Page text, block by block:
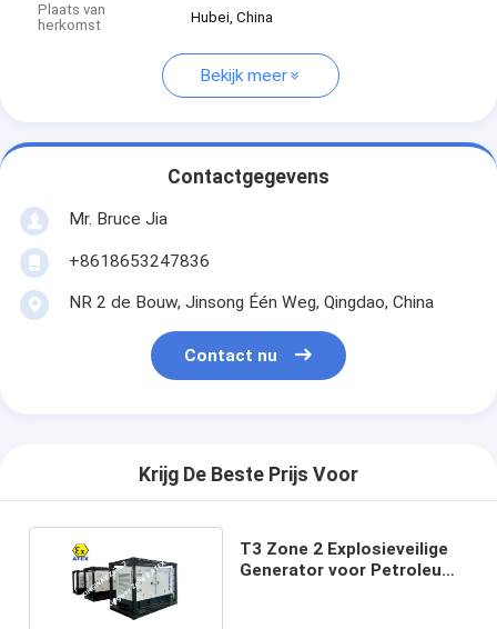
Plaats van
herkomst
Hubei, China
Bekijk meer
Contactgegevens
Mr. Bruce Jia
+8618653247836
NR 2 de Bouw, Jinsong Één Weg, Qingdao, China
Contact nu
Krijg De Beste Prijs Voor
T3 Zone 2 Explosieveilige
Generator voor Petroleum